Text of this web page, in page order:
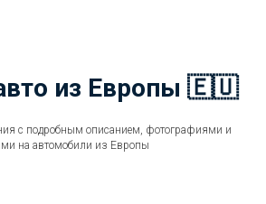
из Европы 🇪🇺
с подробным описанием, фотографиями и
на автомобили из Европы